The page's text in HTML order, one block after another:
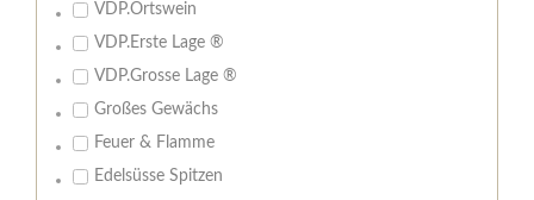
VDP.Ortswein
VDP.Erste Lage ®
VDP.Grosse Lage ®
Großes Gewächs
Feuer & Flamme
Edelsüsse Spitzen